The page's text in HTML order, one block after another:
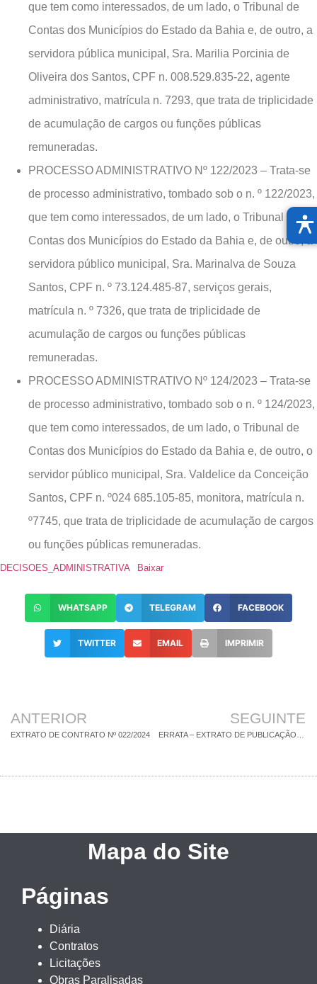
que tem como interessados, de um lado, o Tribunal de
Contas dos Municípios do Estado da Bahia e, de outro, a
servidora pública municipal, Sra. Marilia Porcinia de
Oliveira dos Santos, CPF n. 008.529.835-22, agente
administrativo, matrícula n. 7293, que trata de triplicidade
de acumulação de cargos ou funções públicas
remuneradas.
PROCESSO ADMINISTRATIVO Nº 122/2023 – Trata-se
de processo administrativo, tombado sob o n. º 122/2023,
que tem como interessados, de um lado, o Tribunal de
Contas dos Municípios do Estado da Bahia e, de outro, a
servidora público municipal, Sra. Marinalva de Souza
Santos, CPF n. º 73.124.485-87, serviços gerais,
matrícula n. º 7326, que trata de triplicidade de
acumulação de cargos ou funções públicas
remuneradas.
PROCESSO ADMINISTRATIVO Nº 124/2023 – Trata-se
de processo administrativo, tombado sob o n. º 124/2023,
que tem como interessados, de um lado, o Tribunal de
Contas dos Municípios do Estado da Bahia e, de outro, o
servidor público municipal, Sra. Valdelice da Conceição
Santos, CPF n. º024 685.105-85, monitora, matrícula n.
º7745, que trata de triplicidade de acumulação de cargos
ou funções públicas remuneradas.
DECISOES_ADMINISTRATIVA Baixar
WHATSAPP TELEGRAM FACEBOOK
TWITTER EMAIL IMPRIMIR
ANTERIOR
EXTRATO DE CONTRATO Nº 022/2024
SEGUINTE
Mapa do Site
Páginas
Diária
Contratos
Licitações
Obras Paralisadas